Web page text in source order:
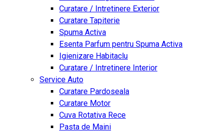
Curatare / Intretinere Exterior
Curatare Tapiterie
Spuma Activa
Esenta Parfum pentru Spuma Activa
Igienizare Habitaclu
Curatare / Intretinere Interior
Service Auto
Curatare Pardoseala
Curatare Motor
Cuva Rotativa Rece
Pasta de Maini